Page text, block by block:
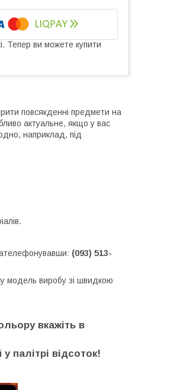
Тепер ви можете купити
повсякденні предмети на
актуальне, якщо у вас
наприклад, під
(093) 513-
модель виробу зі швидкою
вкажіть в
палітрі відсоток!